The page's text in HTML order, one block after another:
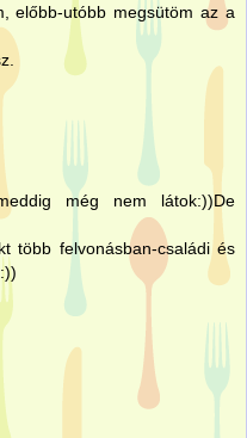
előbb-utóbb megsütöm az a
még nem látok:))De
több felvonásban-családi és